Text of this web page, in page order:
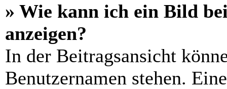
» Wie kann ich ein Bild
anzeigen?
In der Beitragsansicht
Benutzernamen stehen.